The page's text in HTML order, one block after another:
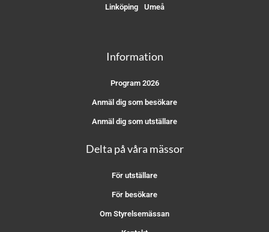
Linköping Umeå
Information
Program 2026
Anmäl dig som besökare
Anmäl dig som utställare
Delta på våra mässor
För utställare
För besökare
Om Styrelsemässan